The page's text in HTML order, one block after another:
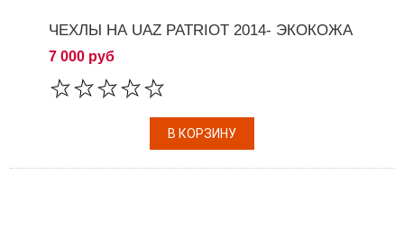
ЧЕХЛЫ НА UAZ PATRIOT 2014- ЭКОКОЖА
7 000 руб